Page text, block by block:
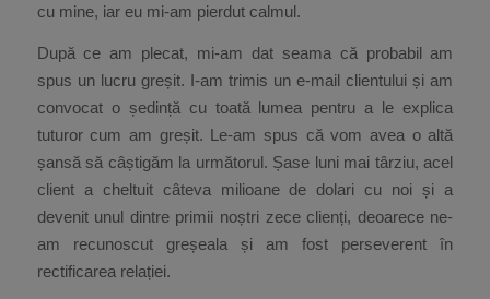
cu mine, iar eu mi-am pierdut calmul.
După ce am plecat, mi-am dat seama că probabil am
spus un lucru greșit. I-am trimis un e-mail clientului și am
convocat o ședință cu toată lumea pentru a le explica
tuturor cum am greșit. Le-am spus că vom avea o altă
șansă să câștigăm la următorul. Șase luni mai târziu, acel
client a cheltuit câteva milioane de dolari cu noi și a
devenit unul dintre primii noștri zece clienți, deoarece ne-
am recunoscut greșeala și am fost perseverent în
rectificarea relației.